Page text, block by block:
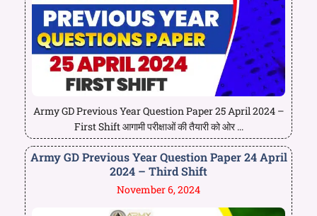
Army GD Previous Year Question Paper 25 April 2024 –
First Shift आगामी परीक्षाओं की तैयारी को ओर ...
Army GD Previous Year Question Paper 24 April
2024 – Third Shift
November 6, 2024